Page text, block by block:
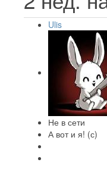
Ulis
Не в сети
А вот и я! (с)